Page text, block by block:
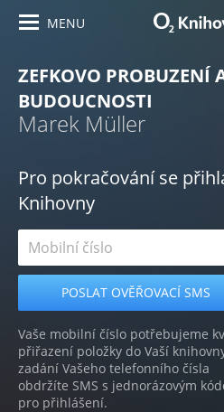
MENU
ZEFKOVO PROBUZENÍ
BUDOUCNOSTI
Marek Müller
Pro pokračování se
Knihovny
Vaše mobilní číslo potřebujeme
přiřazení položky do Vaší
zadání Vašeho telefonního čísla
obdržíte SMS s jednorázovým
pro přihlášení.